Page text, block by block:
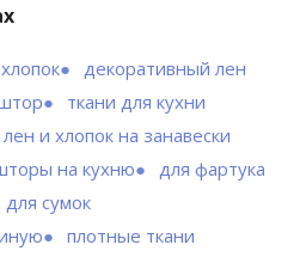
декоративный лен
ткани для кухни
лен и хлопок на занавески
на кухню
для фартука
для сумок
плотные ткани